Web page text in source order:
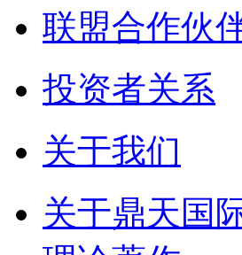
联盟合作伙
投资者关系
关于我们
关于鼎天国